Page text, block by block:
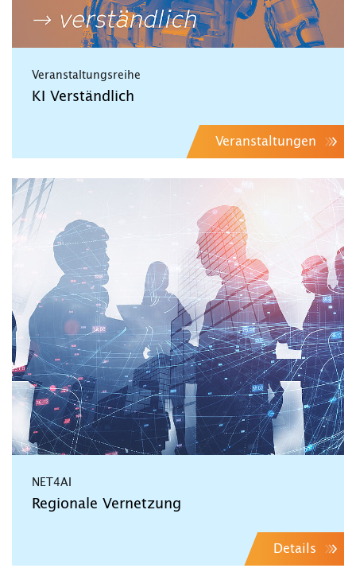
Veranstaltungsreihe
KI Verständlich
Veranstaltungen
NET4AI
Regionale Vernetzung
Details